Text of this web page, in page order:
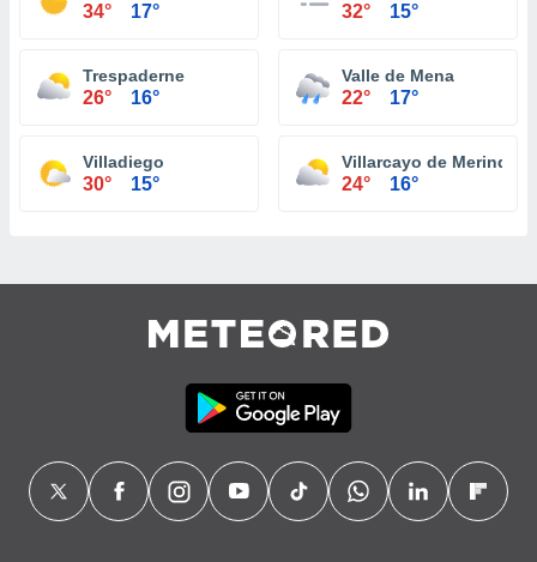
34° 17° 32° 15°
Trespaderne
26° 16°
Valle de Mena
22° 17°
Villadiego
30° 15°
Villarcayo de Merindad
24° 16°